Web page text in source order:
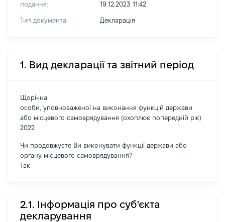
подання:
19.12.2023 11:42
Тип документа: Декларація
1. Вид декларації та звітний період
Щорічна
особи, уповноваженої на виконання функцій держави
або місцевого самоврядування (охоплює попередній рік)
2022
Чи продовжуєте Ви виконувати функції держави або
органу місцевого самоврядування?
Так
2.1. Інформація про суб'єкта
декларування